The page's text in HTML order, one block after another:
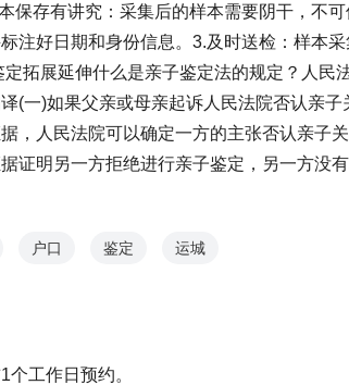
保存有讲究：采集后的样本需要阴干，不
注好日期和身份信息。3.及时送检：样本
定拓展延伸什么是亲子鉴定法的规定？人民
(一)如果父亲或母亲起诉人民法院否认亲
，人民法院可以确定一方的主张否认亲子
证明另一方拒绝进行亲子鉴定，另一方没
户口 鉴定 运城
工作日预约。